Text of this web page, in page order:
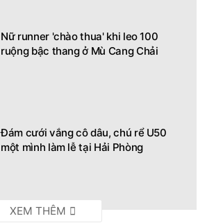
Nữ runner 'chào thua' khi leo 100
ruộng bậc thang ở Mù Cang Chải
Đám cưới vắng cô dâu, chú rể U50
một mình làm lễ tại Hải Phòng